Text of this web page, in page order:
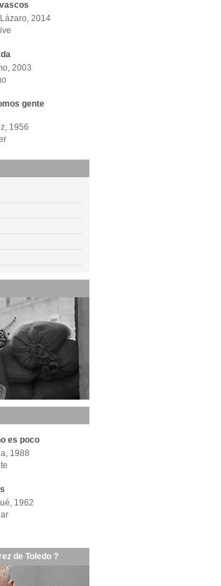
2014
2003
gente
1956
es poco
1988
1962
de Toledo ?